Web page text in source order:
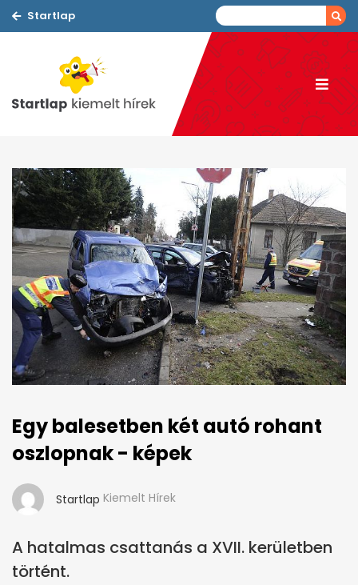
Startlap
Egy balesetben két autó rohant
oszlopnak - képek
Startlap Kiemelt Hírek
A hatalmas csattanás a XVII. kerületben
történt.